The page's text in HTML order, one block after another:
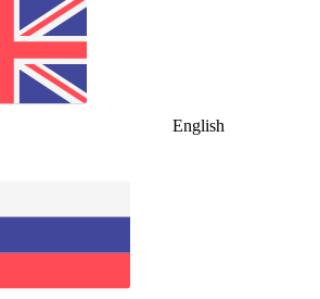
English